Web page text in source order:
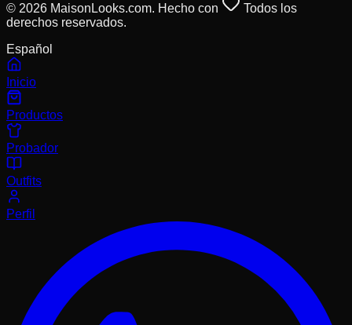
© 2026 MaisonLooks.com. Hecho con
Todos los
derechos reservados.
Español
Inicio
Productos
Probador
Outfits
Perfil